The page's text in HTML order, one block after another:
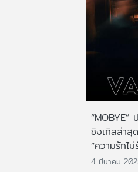
ซิงเกิลล่าสุ
“ความรักไม่
4 มีนาคม